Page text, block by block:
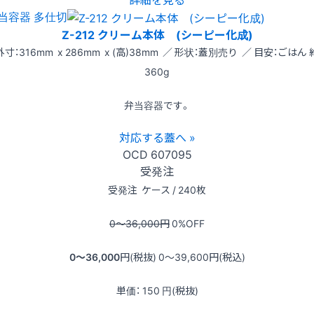
容器 多仕切
Z-212 クリーム本体 (シーピー化成)
寸：316mm x 286mm x (高)38mm ／ 形状：蓋別売り ／ 目安：ごはん
360g
弁当容器です。
対応する蓋へ »
OCD 607095
受発注
受発注 ケース / 240枚
0〜36,000円0%OFF
0〜36,000円(税抜) 0〜39,600円(税込)
単価： 150 円(税抜)